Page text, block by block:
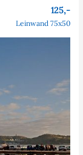
125,-
Leinwand 75x50